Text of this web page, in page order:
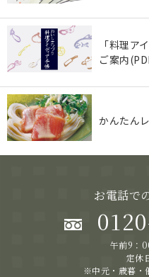
「料理ア
ご案内
かんたん
お電話で
午前9：
定休
※中元・歳暮・